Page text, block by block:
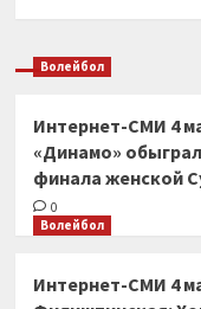
Волейбол
Интернет-СМИ 4
«Динамо»
финала женской
0
Волейбол
Интернет-СМИ 4